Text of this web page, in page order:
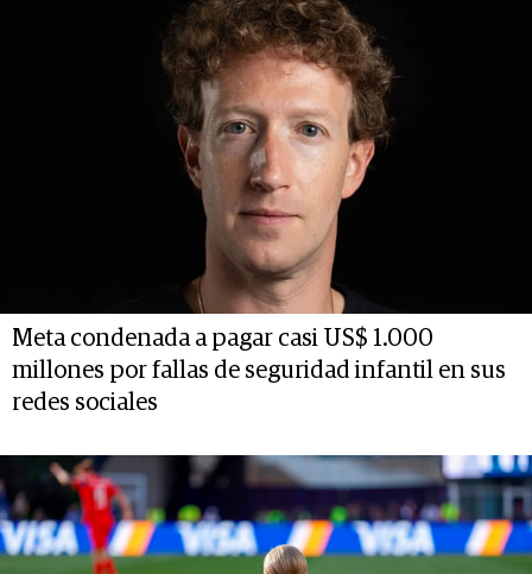
Meta condenada a pagar casi US$ 1.000
millones por fallas de seguridad infantil en sus
redes sociales